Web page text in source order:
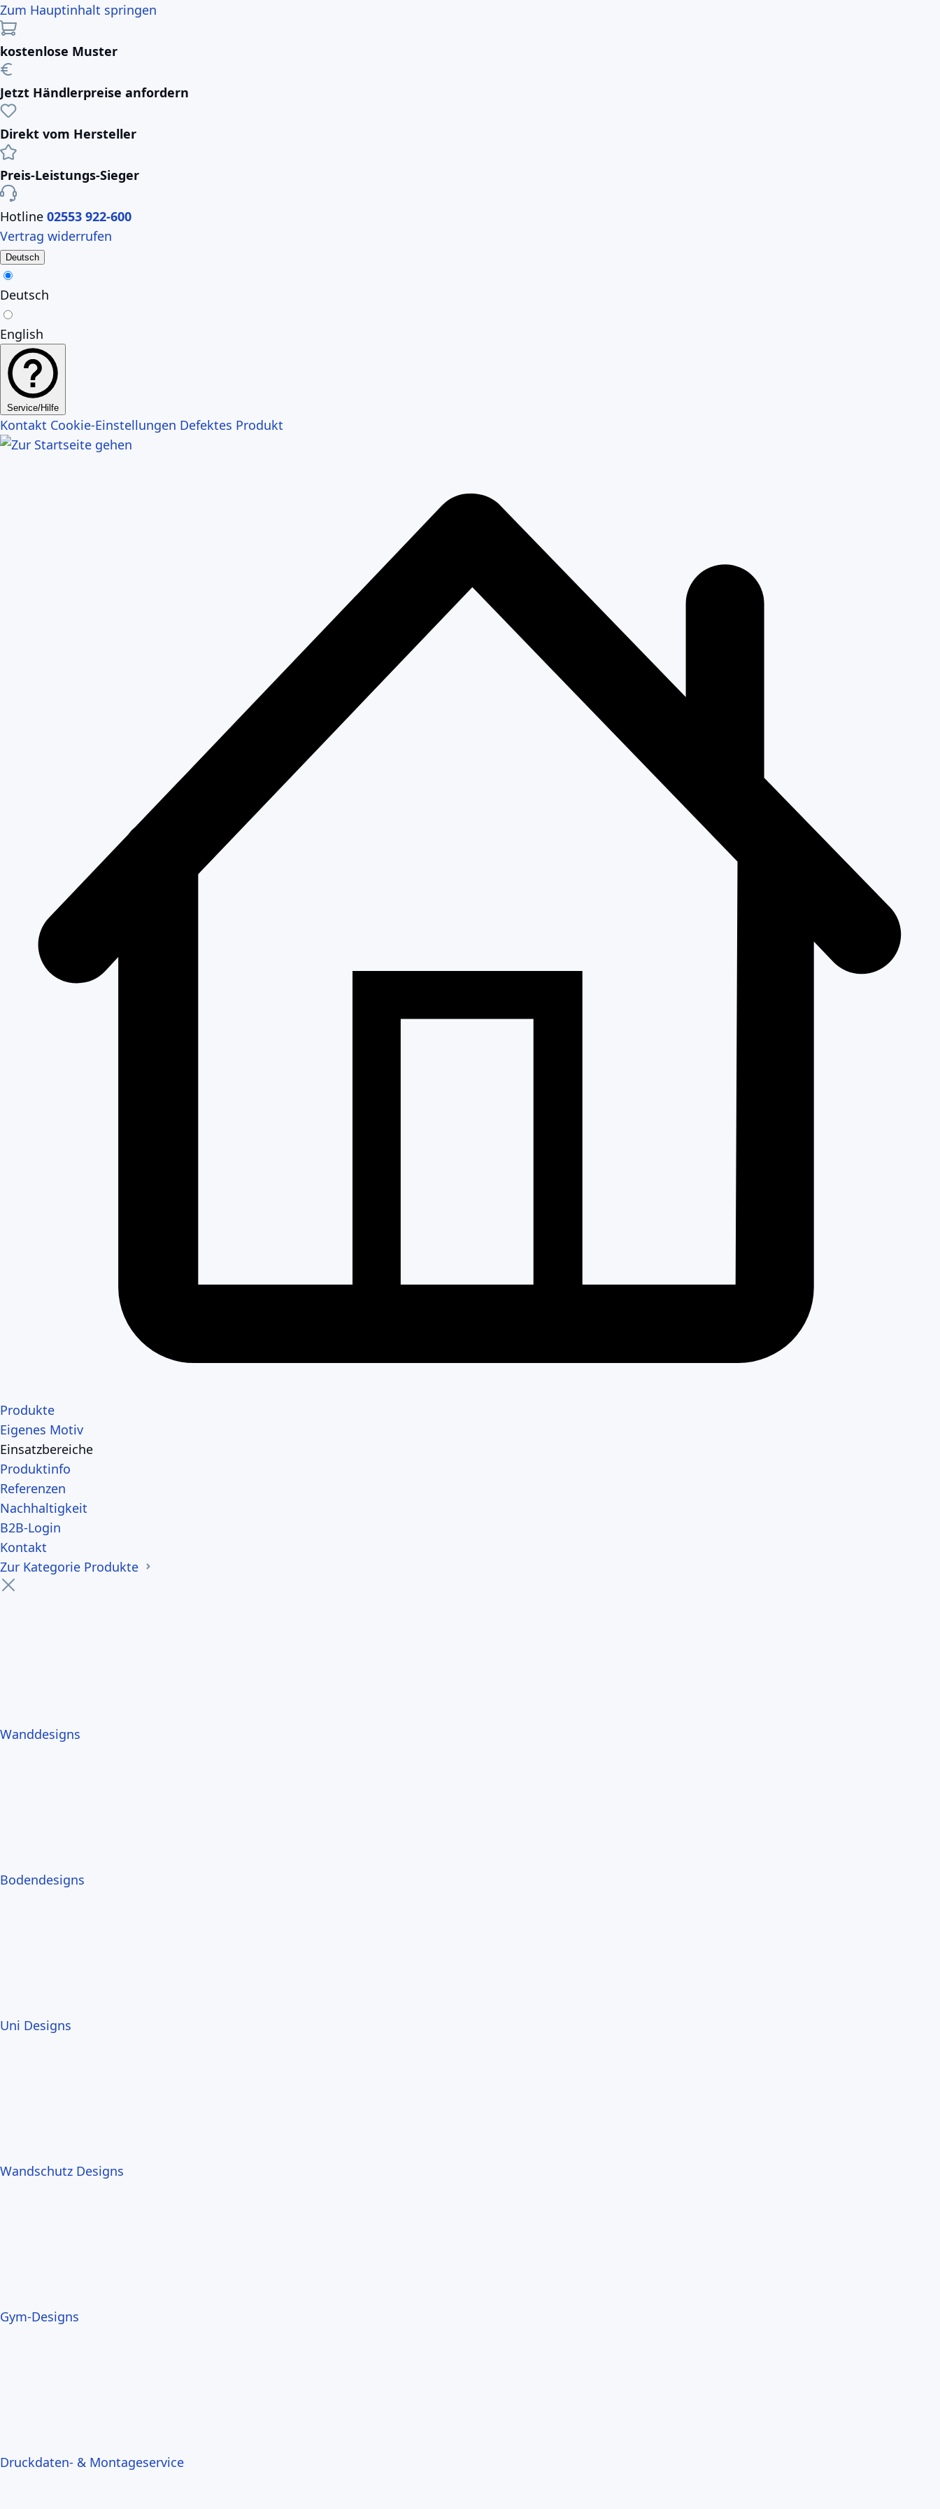
Zum Hauptinhalt springen
kostenlose Muster
Jetzt Händlerpreise anfordern
Direkt vom Hersteller
Preis-Leistungs-Sieger
Hotline 02553 922-600
Vertrag widerrufen
Deutsch
Deutsch
English
Service/Hilfe
Kontakt Cookie-Einstellungen Defektes Produkt
Produkte
Eigenes Motiv
Einsatzbereiche
Produktinfo
Referenzen
Nachhaltigkeit
B2B-Login
Kontakt
Zur Kategorie Produkte
Wanddesigns
Bodendesigns
Uni Designs
Wandschutz Designs
Gym-Designs
Druckdaten- & Montageservice